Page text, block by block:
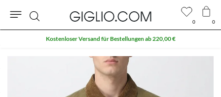
0 0
Suche
Kostenloser Versand für Bestellungen ab 220,00 €